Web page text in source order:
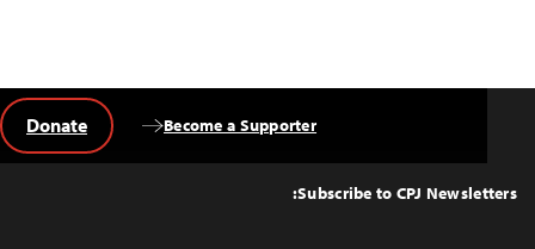
Top
Subscribe to CPJ Newsletters:
Become a Supporter
Donate